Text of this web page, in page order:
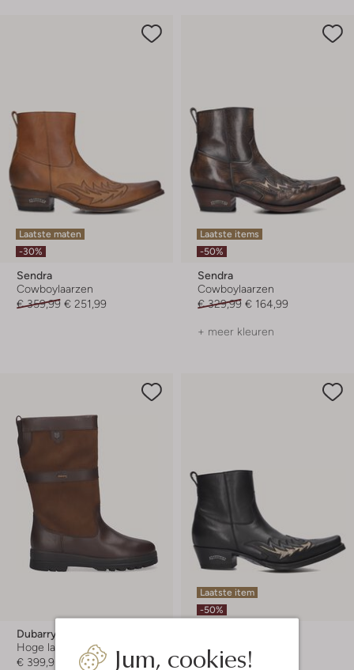
Jum, cookies!
Laatste maten
-30%
Sendra
Cowboylaarzen
€ 359,99 € 251,99
Laatste items
-50%
Sendra
Cowboylaarzen
€ 329,99 € 164,99
+ meer kleuren
Dubarry
Hoge laarzen
€ 399,95
Laatste item
-50%
Cowboylaarzen
€ 349,99 € 174,99